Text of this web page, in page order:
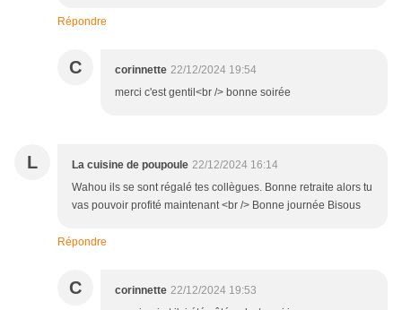
Répondre
C corinnette 22/12/2024 19:54
merci c'est gentil<br /> bonne soirée
L La cuisine de poupoule 22/12/2024 16:14
Wahou ils se sont régalé tes collègues. Bonne retraite alors tu
vas pouvoir profité maintenant <br /> Bonne journée Bisous
Répondre
C corinnette 22/12/2024 19:53